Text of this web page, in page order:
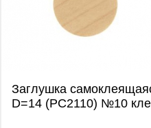
Заглушка
D=14 (РС2110) №10